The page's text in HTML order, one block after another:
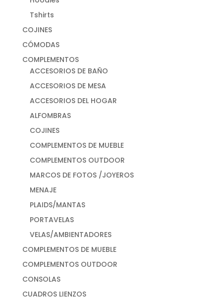
Tshirts
COJINES
CÓMODAS
COMPLEMENTOS
ACCESORIOS DE BAÑO
ACCESORIOS DE MESA
ACCESORIOS DEL HOGAR
ALFOMBRAS
COJINES
COMPLEMENTOS DE MUEBLE
COMPLEMENTOS OUTDOOR
MARCOS DE FOTOS /JOYEROS
MENAJE
PLAIDS/MANTAS
PORTAVELAS
VELAS/AMBIENTADORES
COMPLEMENTOS DE MUEBLE
COMPLEMENTOS OUTDOOR
CONSOLAS
CUADROS LIENZOS